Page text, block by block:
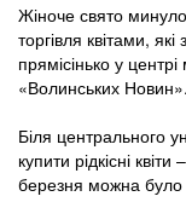
Жіноче свято
торгівля квітами,
прямісінько у
«Волинських Новин».
Біля центрального
купити рідкісні
березня можна було